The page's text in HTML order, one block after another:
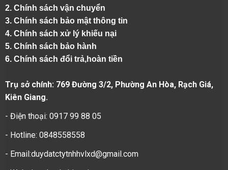
2. Chính sách vận chuyển
3. Chính sách bảo mật thông tin
4. Chính sách xử lý khiếu nại
5. Chính sách bảo hành
6. Chính sách đổi trả,hoàn tiền
Trụ sở chính: 769 Đường 3/2, Phường An Hòa, Rạch Giá,
Kiên Giang.
- Điện thoại: 0917 99 88 05
- Hotline: 0848558558
- Email:duydatctytnhhvlxd@gmail.com